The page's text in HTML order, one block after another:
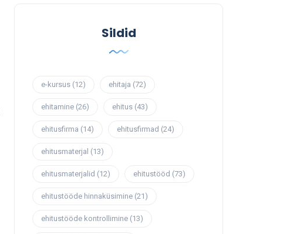
Sildid
e-kursus (12) ehitaja (72)
ehitamine (26) ehitus (43)
ehitusfirma (14) ehitusfirmad (24)
ehitusmaterjal (13)
ehitusmaterjalid (12) ehitustööd (73)
ehitustööde hinnaküsimine (21)
ehitustööde kontrollimine (13)